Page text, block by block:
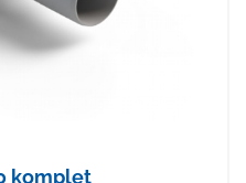
komplet